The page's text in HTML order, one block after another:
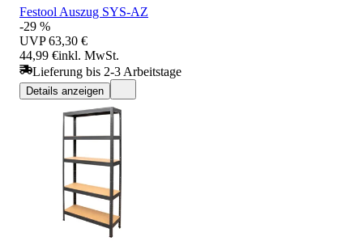
Festool Auszug SYS-AZ
-29 %
UVP 63,30 €
44,99 €inkl. MwSt.
Lieferung bis 2-3 Arbeitstage
Details anzeigen